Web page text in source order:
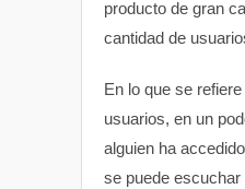
producto de gran
cantidad de
En lo que se
usuarios, en un
alguien ha
se puede